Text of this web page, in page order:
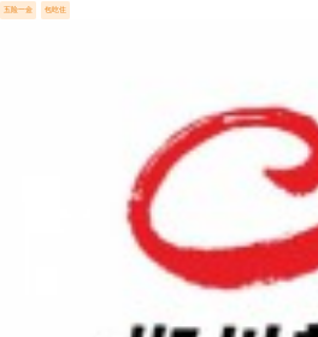
五险一金 包吃住